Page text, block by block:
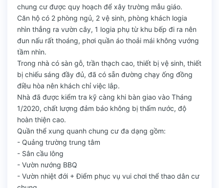
chung cư được quy hoạch để xây trường mẫu giáo.
Căn hộ có 2 phòng ngủ, 2 vệ sinh, phòng khách logia
nhìn thẳng ra vườn cây, 1 logia phụ từ khu bếp đi ra nên
đun nấu rất thoáng, phơi quần áo thoải mái không vướng
tầm nhìn.
Trong nhà có sàn gỗ, trần thạch cao, thiết bị vệ sinh, thiết
bị chiếu sáng đầy đủ, đã có sẵn đường chạy ống đồng
điều hòa nên khách chỉ việc lắp.
Nhà đã được kiểm tra kỹ càng khi bàn giao vào Tháng
1/2020, chất lượng đảm báo không bị thấm nước, độ
hoàn thiện cao.
Quần thể xung quanh chung cư đa dạng gồm:
- Quảng trường trung tâm
- Sân cầu lông
- Vườn nướng BBQ
- Vườn nhiệt đới + Điểm phục vụ vui chơi thể thao dân cư